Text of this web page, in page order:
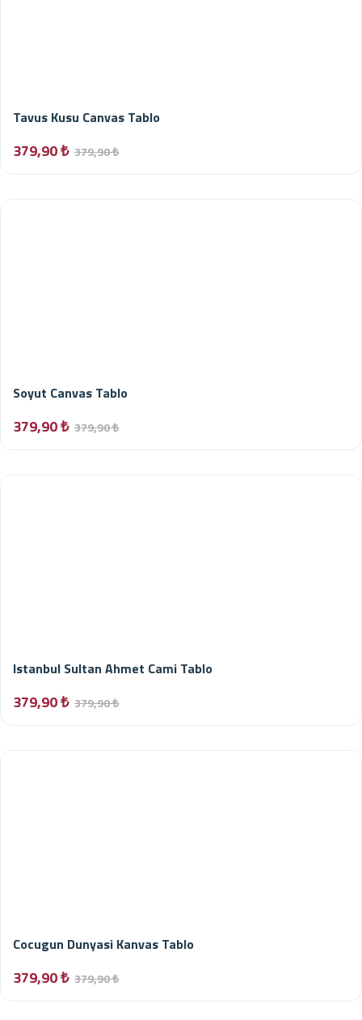
Tavus Kusu Canvas Tablo
379,90 ₺ 379,90 ₺
Soyut Canvas Tablo
379,90 ₺ 379,90 ₺
Istanbul Sultan Ahmet Cami Tablo
379,90 ₺ 379,90 ₺
Cocugun Dunyasi Kanvas Tablo
379,90 ₺ 379,90 ₺